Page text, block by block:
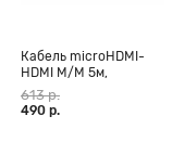
Кабель microHDMI-
HDMI M/M 5м,
позолоченные
контакты Blister box
613 р.
490 р.